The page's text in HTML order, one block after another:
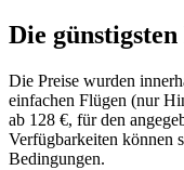
Die
Die Preise wurden
einfachen Flügen (nur
ab 128 €, für den
Verfügbarkeiten können
Bedingungen.